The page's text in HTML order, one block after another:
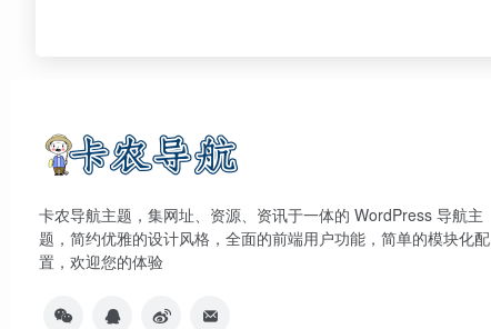
卡农导航主题，集网址、资源、资讯于一体的 WordPress 导航主
题，简约优雅的设计风格，全面的前端用户功能，简单的模块化配
置，欢迎您的体验